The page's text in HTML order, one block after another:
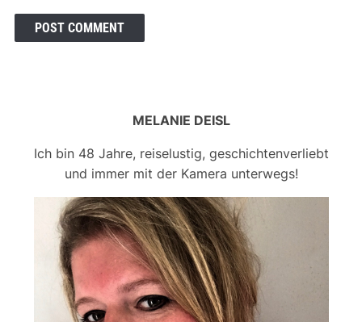
MELANIE DEISL
Ich bin 48 Jahre, reiselustig, geschichtenverliebt
und immer mit der Kamera unterwegs!